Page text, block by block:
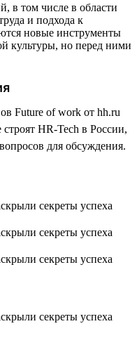
в том числе в области
и подхода к
новые инструменты
культуры, но перед ними
Future of work от hh.ru
HR-Tech в России,
для обсуждения.